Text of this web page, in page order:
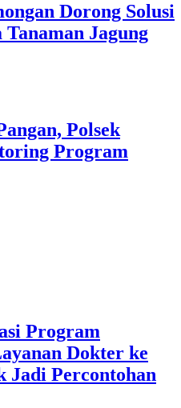
Dorong Solusi
Tanaman Jagung
Polsek
Program
Program
Dokter ke
Jadi Percontohan